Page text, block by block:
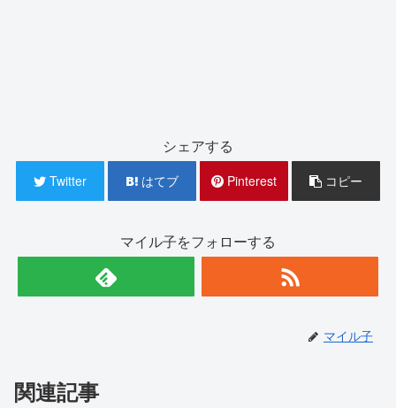
シェアする
Twitter はてブ Pinterest コピー
マイル子をフォローする
マイル子
関連記事